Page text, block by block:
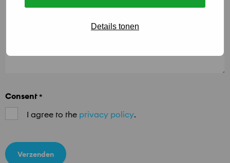
Details tonen
Consent *
I agree to the privacy policy.